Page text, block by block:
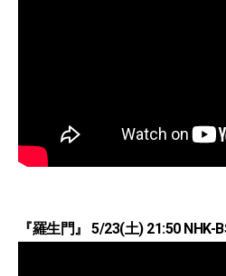
『羅生門』 5/23(土) 21:50 NHK-